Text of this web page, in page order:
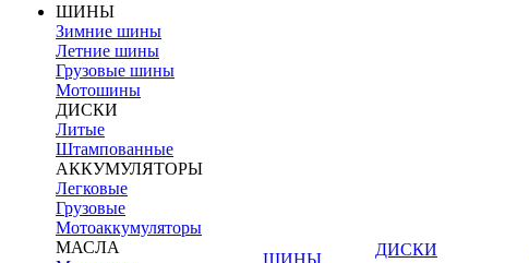
ШИНЫ
Зимние шины
Летние шины
Грузовые шины
Мотошины
ДИСКИ
Литые
Штампованные
АККУМУЛЯТОРЫ
Легковые
Грузовые
Мотоаккумуляторы
МАСЛА
ШИНЫ
ДИСКИ